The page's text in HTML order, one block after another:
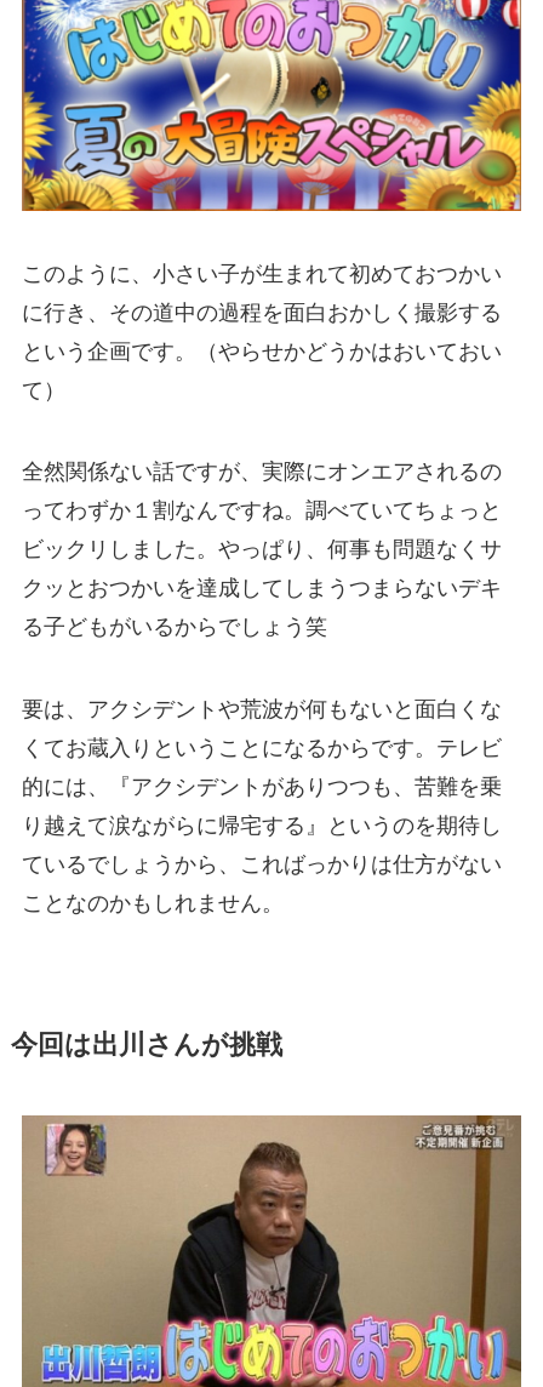
このように、 小さい子が生まれて初めておつかい
に行き、その道中の過程を面白おかしく撮影する
という企画です。
（やらせかどうかはおいておい
て）
全然関係ない話ですが、実際にオンエアされるの
ってわずか１割なんですね。調べていてちょっと
ビックリしました。やっぱり、 何事も問題なくサ
クッとおつかいを達成してしまうつまらないデキ
る子どもがいるからでしょう笑
要は、アクシデントや荒波が何もないと面白くな
くてお蔵入りということになるからです。テレビ
的には、『アクシデントがありつつも、苦難を乗
り越えて涙ながらに帰宅する』というのを期待し
ているでしょうから、こればっかりは仕方がない
ことなのかもしれません。
今回は出川さんが挑戦